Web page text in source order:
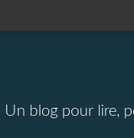
Un blog pour lire,